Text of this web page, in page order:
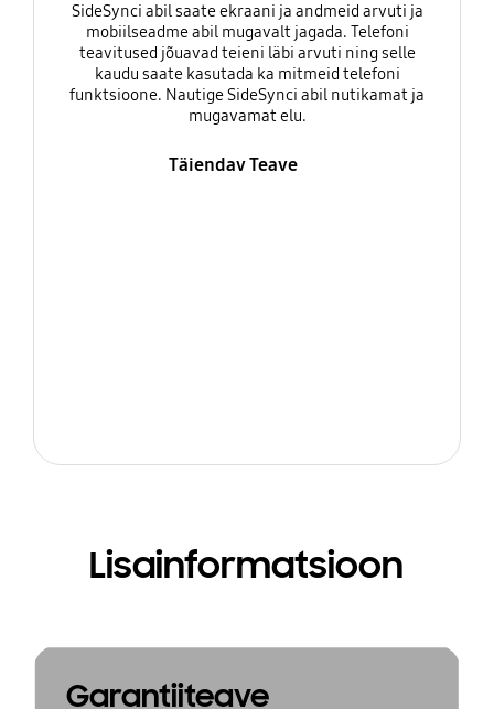
SideSynci abil saate ekraani ja andmeid arvuti ja
mobiilseadme abil mugavalt jagada. Telefoni
teavitused jõuavad teieni läbi arvuti ning selle
kaudu saate kasutada ka mitmeid telefoni
funktsioone. Nautige SideSynci abil nutikamat ja
mugavamat elu.
Täiendav Teave
Lisainformatsioon
Garantiiteave